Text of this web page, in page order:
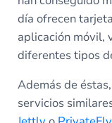
día ofrecen
aplicación móvil,
diferentes tipos
Además de
servicios